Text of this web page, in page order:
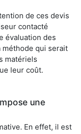
de ces devis
contacté
évaluation des
méthode qui serait
matériels
leur coût.
une
En effet, il est